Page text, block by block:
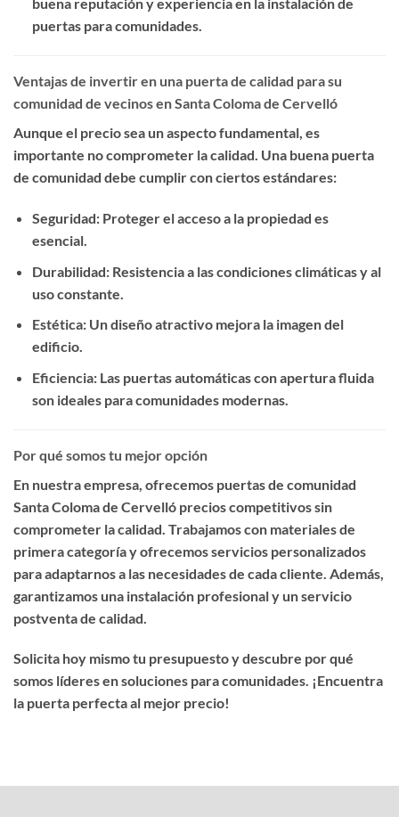
buena reputación y experiencia en la instalación de
puertas para comunidades.
Ventajas de invertir en una puerta de calidad para su
comunidad de vecinos en Santa Coloma de Cervelló
Aunque el precio sea un aspecto fundamental, es
importante no comprometer la calidad. Una buena puerta
de comunidad debe cumplir con ciertos estándares:
Seguridad: Proteger el acceso a la propiedad es
esencial.
Durabilidad: Resistencia a las condiciones climáticas y al
uso constante.
Estética: Un diseño atractivo mejora la imagen del
edificio.
Eficiencia: Las puertas automáticas con apertura fluida
son ideales para comunidades modernas.
Por qué somos tu mejor opción
En nuestra empresa, ofrecemos puertas de comunidad
Santa Coloma de Cervelló precios competitivossin
comprometer la calidad. Trabajamos con materiales de
primera categoría y ofrecemos servicios personalizados
para adaptarnos a las necesidades de cada cliente. Además,
garantizamos una instalación profesional y un servicio
postventa de calidad.
Solicita hoy mismo tu presupuesto y descubre por qué
somos líderes en soluciones para comunidades. ¡Encuentra
la puerta perfecta al mejor precio!